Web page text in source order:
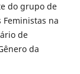
do grupo de
Feministas na
de
da